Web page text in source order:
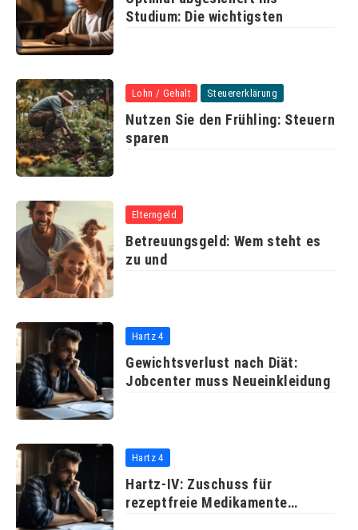
Studium: Die wichtigsten
Lohn / Gehalt Steuererklärung
Nutzen Sie den Frühling: Steuern
sparen
Elterngeld
Betreuungsgeld: Wem steht es
zu und
Hartz 4
Gewichtsverlust nach Diät:
Jobcenter muss Neueinkleidung
Hartz 4
Hartz-IV: Zuschuss für
rezeptfreie Medikamente